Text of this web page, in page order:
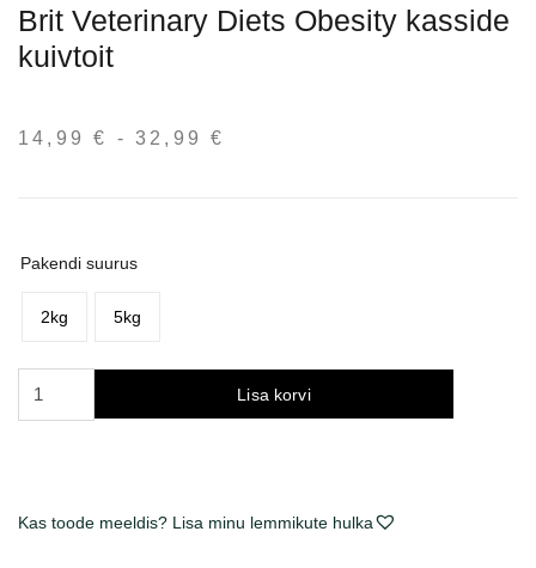
Brit Veterinary Diets Obesity kasside
kuivtoit
14,99€ - 32,99€
Pakendi suurus
2kg 5kg
maistas
Lisa korvi
Kas toode meeldis? Lisa minu lemmikute hulka